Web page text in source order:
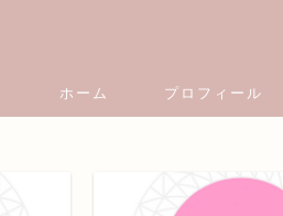
ホーム プロフィール